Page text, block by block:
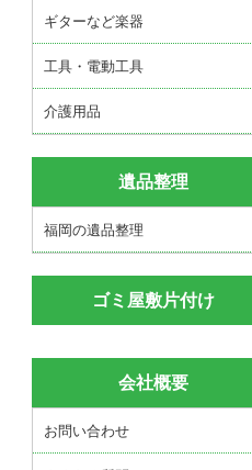
ギターなど楽器
工具・電動工具
介護用品
遺品整理
福岡の遺品整理
ゴミ屋敷片付け
会社概要
お問い合わせ